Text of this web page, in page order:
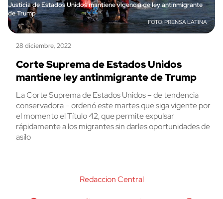
Justicia de Estados Unidos mantiene vigencia de ley antinmigrante
de Trump
PRENSA LATINA
28 diciembre, 2022
Corte Suprema de Estados Unidos
mantiene ley antinmigrante de Trump
La Corte Suprema de Estados Unidos – de tendencia
conservadora – ordenó este martes que siga vigente por
el momento el Título 42, que permite expulsar
rápidamente a los migrantes sin darles oportunidades de
asilo
Redaccion Central